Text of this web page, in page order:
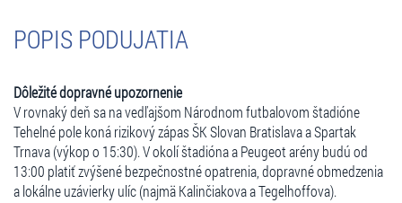
POPIS PODUJATIA
Dôležité dopravné upozornenie
V rovnaký deň sa na vedľajšom Národnom futbalovom štadióne
Tehelné pole koná rizikový zápas ŠK Slovan Bratislava a Spartak
Trnava (výkop o 15:30). V okolí štadióna a Peugeot arény budú od
13:00 platiť zvýšené bezpečnostné opatrenia, dopravné obmedzenia
a lokálne uzávierky ulíc (najmä Kalinčiakova a Tegelhoffova).